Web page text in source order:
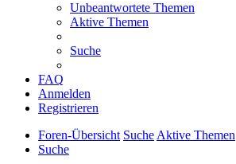
Unbeantwortete Themen
Aktive Themen
Suche
FAQ
Anmelden
Registrieren
Foren-Übersicht SucheAktive Themen
Suche